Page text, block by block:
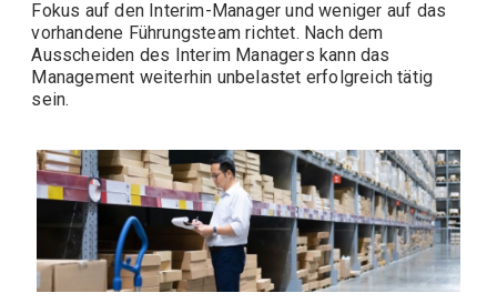
Fokus auf den Interim-Manager und weniger auf das
vorhandene Führungsteam richtet. Nach dem
Ausscheiden des Interim Managers kann das
Management weiterhin unbelastet erfolgreich tätig
sein.